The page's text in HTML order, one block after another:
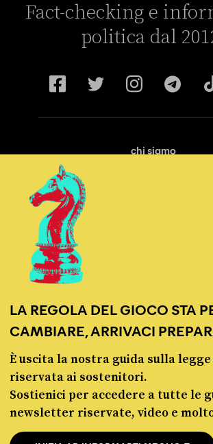
LA REGOLA DEL GIOCO STA
CAMBIARE, ARRIVACI
È uscita la nostra guida sulla
riservata ai sostenitori.
Sostienici per accedere a tutte le
newsletter riservate, video e
Fact-checking e
politica dal
chi siamo
© Pagella Politica 2012 - 2026
Pagella Politica è una testata registrata presso il
marzo 2021. ISSN 2974-9387